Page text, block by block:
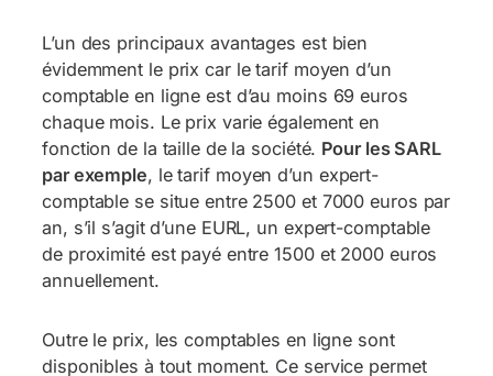
L’un des principaux avantages est bien
évidemment le prix car le tarif moyen d’un
comptable en ligne est d’au moins 69 euros
chaque mois. Le prix varie également en
fonction de la taille de la société. Pour les SARL
par exemple, le tarif moyen d’un expert-
comptable se situe entre 2500 et 7000 euros par
an, s’il s’agit d’une EURL, un expert-comptable
de proximité est payé entre 1500 et 2000 euros
annuellement.
Outre le prix, les comptables en ligne sont
disponibles à tout moment. Ce service permet